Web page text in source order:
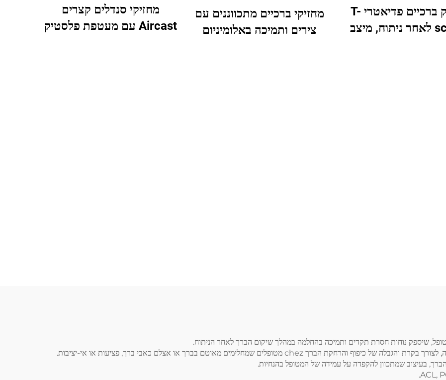
מחזיק ברכיים פדיאטרי T-
scope לאחר ניתוח, מיצב
מחזיקי ברכיים מתכווננים עם
צירים ותמיכה באלומיניום
מחזיקי סנדלים קצרים
Aircast עם מעטפת פלסטיק
שיספק נוחות חסרת תקדים ותמיכה בהחלמה במהלך שיקום הברך לאחר הניתוח.
בעיצוב שמתכוון להקפדה על עמידה של המטופל בהנחיות.